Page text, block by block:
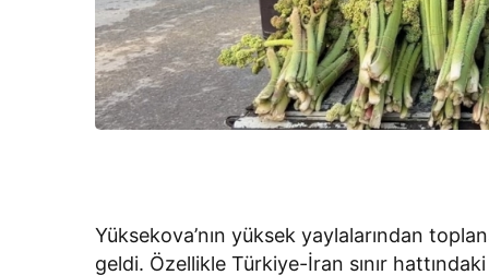
Yüksekova’nın yüksek yaylalarından
geldi. Özellikle Türkiye-İran sınır